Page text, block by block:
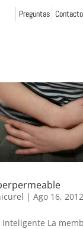
Preguntas Contacto
| Ago 16, 2012
La